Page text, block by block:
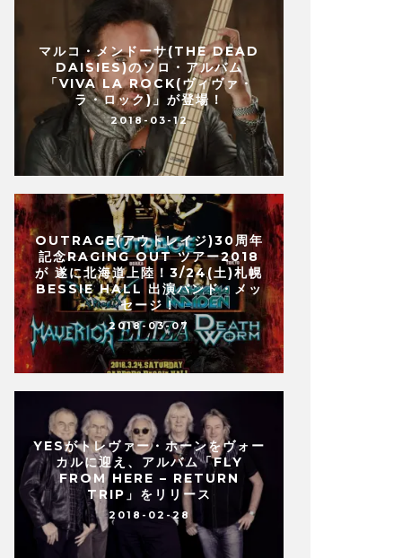
マルコ・メンドーサ(THE DEAD
DAISIES)のソロ・アルバム
「VIVA LA ROCK(ヴィヴァ・
ラ・ロック)」が登場！
2018-03-12
OUTRAGE(アウトレイジ)30周年
記念RAGING OUT ツアー2018
が 遂に北海道上陸！3/24(土)札幌
BESSIE HALL 出演バンド・メッ
セージ！
2018-03-07
YESがトレヴァー・ホーンをヴォー
カルに迎え、アルバム「FLY
FROM HERE – RETURN
TRIP」をリリース
2018-02-28